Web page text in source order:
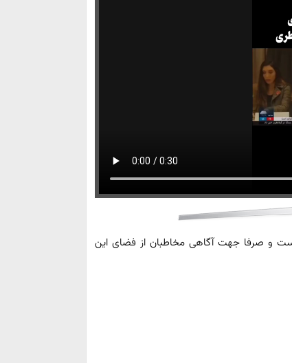
و صرفا جهت آگاهی مخاطبان از فضای این